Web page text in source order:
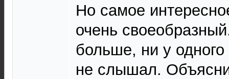
Но самое
очень
больше, ни у одного
не слышал.